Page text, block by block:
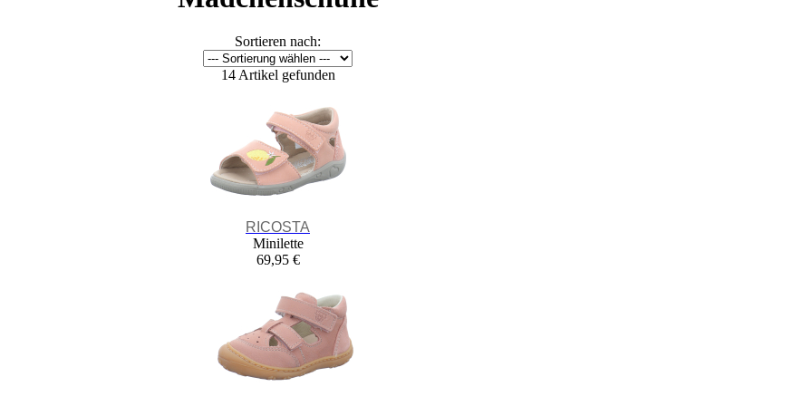
Sortieren nach:
14 Artikel gefunden
RICOSTA
Minilette
69,95 €